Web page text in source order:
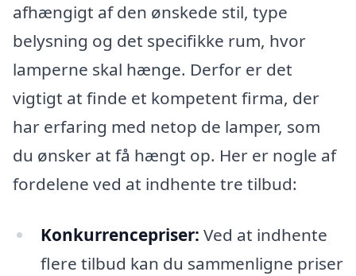
afhængigt af den ønskede stil, type
belysning og det specifikke rum, hvor
lamperne skal hænge. Derfor er det
vigtigt at finde et kompetent firma, der
har erfaring med netop de lamper, som
du ønsker at få hængt op. Her er nogle af
fordelene ved at indhente tre tilbud:
Konkurrencepriser: Ved at indhente
flere tilbud kan du sammenligne priser